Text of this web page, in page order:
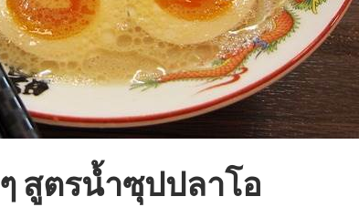
สูตรน้ำซุปปลาโอ